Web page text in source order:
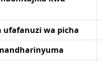
ufafanuzi wa picha